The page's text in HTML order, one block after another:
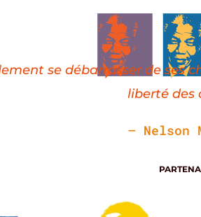
se débarrasser de ses
liberté des
– Nelson